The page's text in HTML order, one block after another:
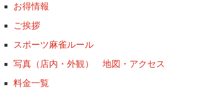
お得情報
ご挨拶
スポーツ麻雀ルール
写真（店内・外観） 地図・アクセス
料金一覧